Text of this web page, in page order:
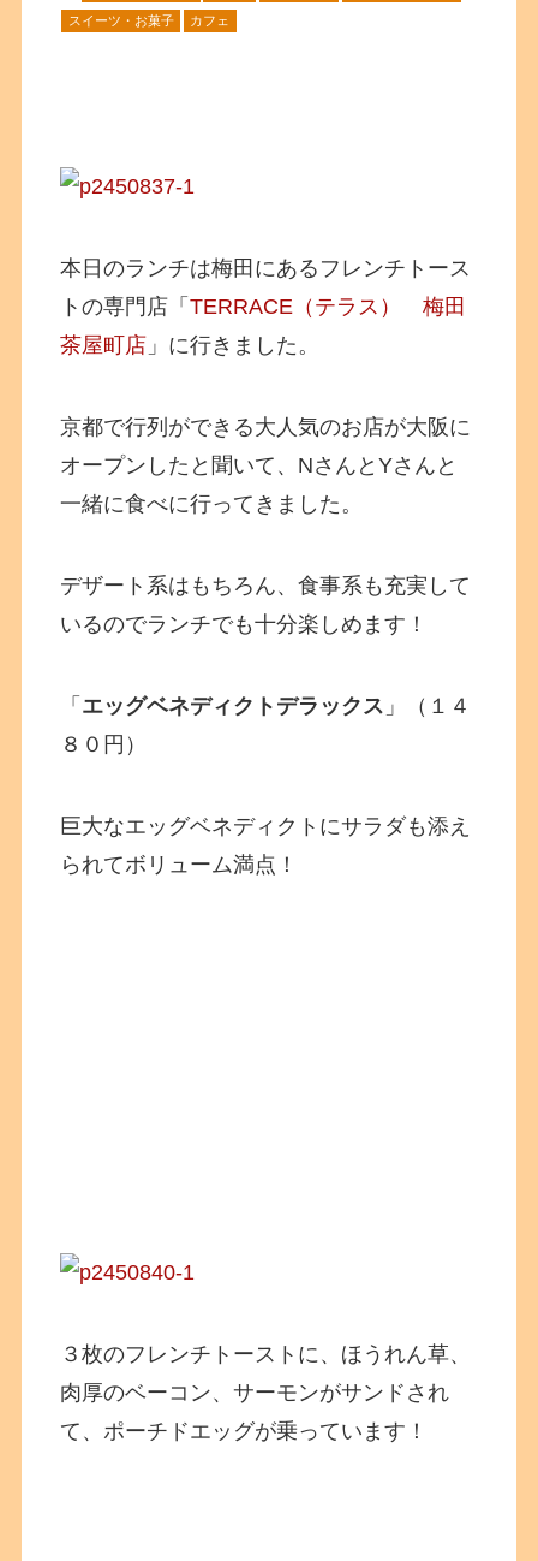
スイーツ・お菓子 カフェ
本日のランチは梅田にあるフレンチトース
トの専門店「TERRACE（テラス） 梅田
茶屋町店 」に行きました。
京都で行列ができる大人気のお店が大阪に
オープンしたと聞いて、NさんとYさんと
一緒に食べに行ってきました。
デザート系はもちろん、食事系も充実して
いるのでランチでも十分楽しめます！
「 エッグベネディクトデラックス 」（１４
８０円）
巨大なエッグベネディクトにサラダも添え
られてボリューム満点！
３枚のフレンチトーストに、ほうれん草、
肉厚のベーコン、サーモンがサンドされ
て、ポーチドエッグが乗っています！